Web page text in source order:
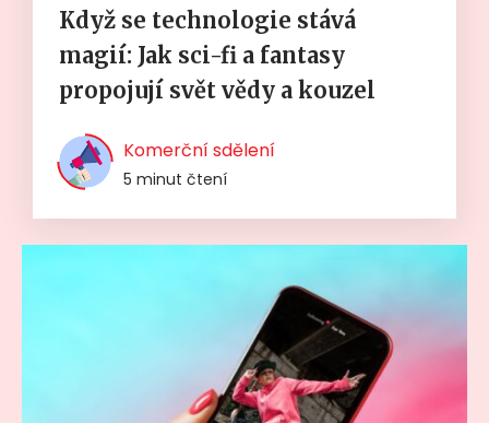
Když se technologie stává
magií: Jak sci-fi a fantasy
propojují svět vědy a kouzel
Komerční sdělení
5 minut čtení